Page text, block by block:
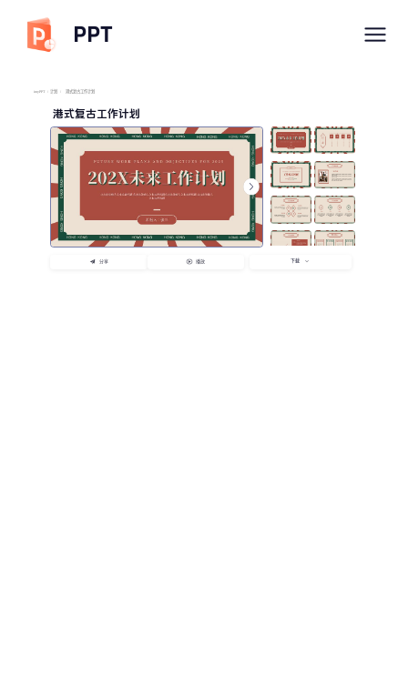
PPT
imyPPT / 计划 / 港式复古工作计划
港式复古工作计划
分享 播放 下载